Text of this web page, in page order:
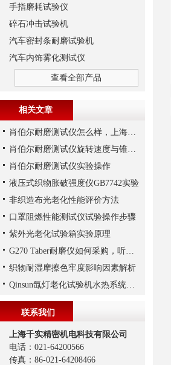
手指磨耗试验仪
碎石冲击试验机
汽车密封条耐磨试验机
汽车内饰雾化测试仪
查看全部产品
相关文章
肖伯尔耐磨测试仪怎么样，上海千实的T106不错
肖伯尔耐磨测试仪旋转速度与锥角要求
肖伯尔耐磨测试仪实验操作
液压式织物胀破强度仪GB7742实验
非织造布光老化性能评价方法
口罩阻燃性能测试仪试验操作步骤
紫外光老化试验箱实验原理
G270 Taber耐磨仪如何采购，听上海千实说一说
织物耐湿摩擦色牢度影响因素解析
Qinsun氙灯老化试验机水热系统循环
联系我们
上海千实精密机电科技有限公司
电话：021-64200566
传真：86-021-64208466